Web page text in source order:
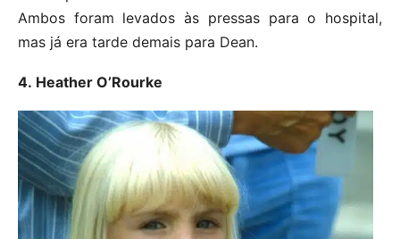
Ambos foram levados às pressas para o hospital,
mas já era tarde demais para Dean.
4. Heather O’Rourke